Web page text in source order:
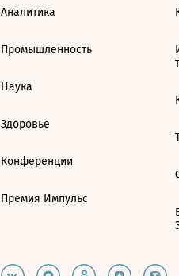
Аналитика
Промышленность
Наука
Здоровье
Конференции
Премия Импульс